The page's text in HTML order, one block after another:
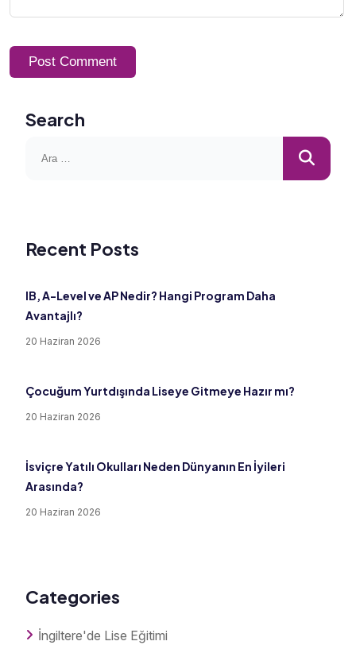
Post Comment
Search
Recent Posts
IB, A-Level ve AP Nedir? Hangi Program Daha
Avantajlı?
20 Haziran 2026
Çocuğum Yurtdışında Liseye Gitmeye Hazır mı?
20 Haziran 2026
İsviçre Yatılı Okulları Neden Dünyanın En İyileri
Arasında?
20 Haziran 2026
Categories
İngiltere'de Lise Eğitimi